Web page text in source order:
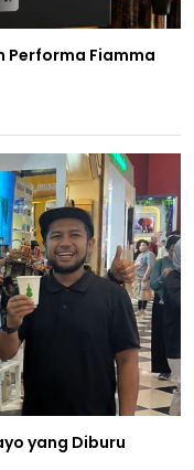
Performa Fiamma
yang Diburu